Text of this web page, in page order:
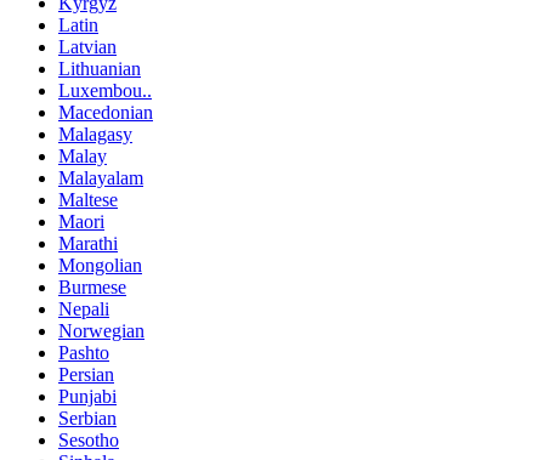
Latin
Latvian
Lithuanian
Luxembou..
Macedonian
Malagasy
Malay
Malayalam
Maltese
Maori
Marathi
Mongolian
Burmese
Nepali
Norwegian
Pashto
Persian
Punjabi
Serbian
Sesotho